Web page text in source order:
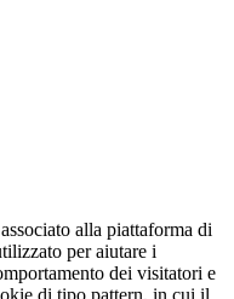
alla piattaforma di
per aiutare i
dei visitatori e
di tipo pattern, in cui il